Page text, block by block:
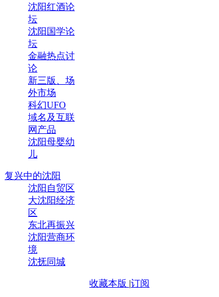
沈阳红酒论
坛
沈阳国学论
坛
金融热点讨
论
新三版、场
外市场
科幻UFO
域名及互联
网产品
沈阳母婴幼
儿
复兴中的沈阳
沈阳自贸区
大沈阳经济
区
东北再振兴
沈阳营商环
境
沈抚同城
收藏本版 |订阅